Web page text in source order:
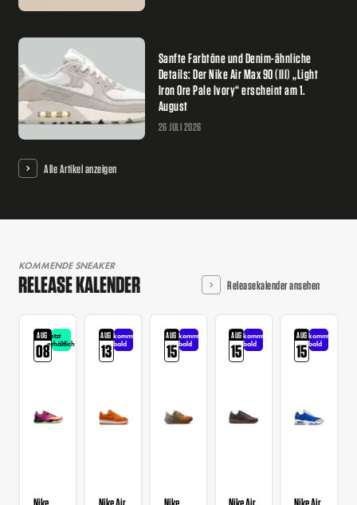
Sanfte Farbtöne und Denim-ähnliche
Details: Der Nike Air Max 90 (III) „Light
Iron Ore Pale Ivory“ erscheint am 1.
August
26 JULI 2026
Alle Artikel anzeigen
KOMMENDE SNEAKER
RELEASE KALENDER Releasekalender ansehen
AUG
08
Jetzt
erhältlich
Nike
AUG
13
kommt
bald
Nike Air
AUG
15
kommt
bald
Nike
AUG
15
kommt
bald
Nike Air
AUG
15
kommt
bald
Nike Air